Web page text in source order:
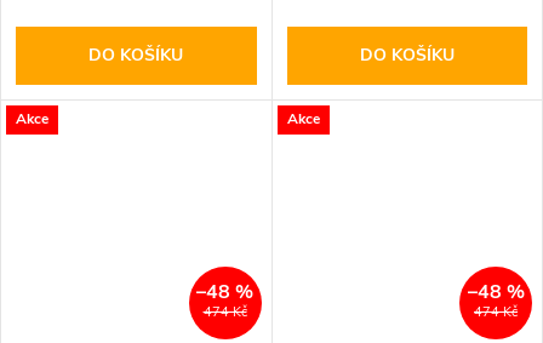
DO KOŠÍKU DO KOŠÍKU
Akce
474 Kč
–48 %
Akce
474 Kč
–48 %